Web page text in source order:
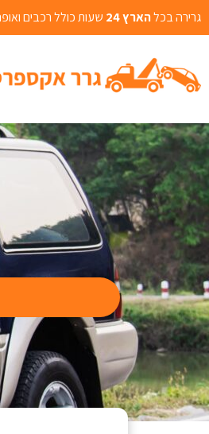
גרירה בכלהארץ 24 שעות כולל רכבים ואופנועים | ליצירת